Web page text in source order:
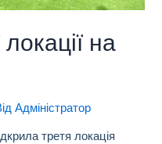
на
Адміністратор
третя локація